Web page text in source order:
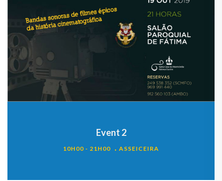
Event 2
10H00 - 21H00 ASSEICEIRA